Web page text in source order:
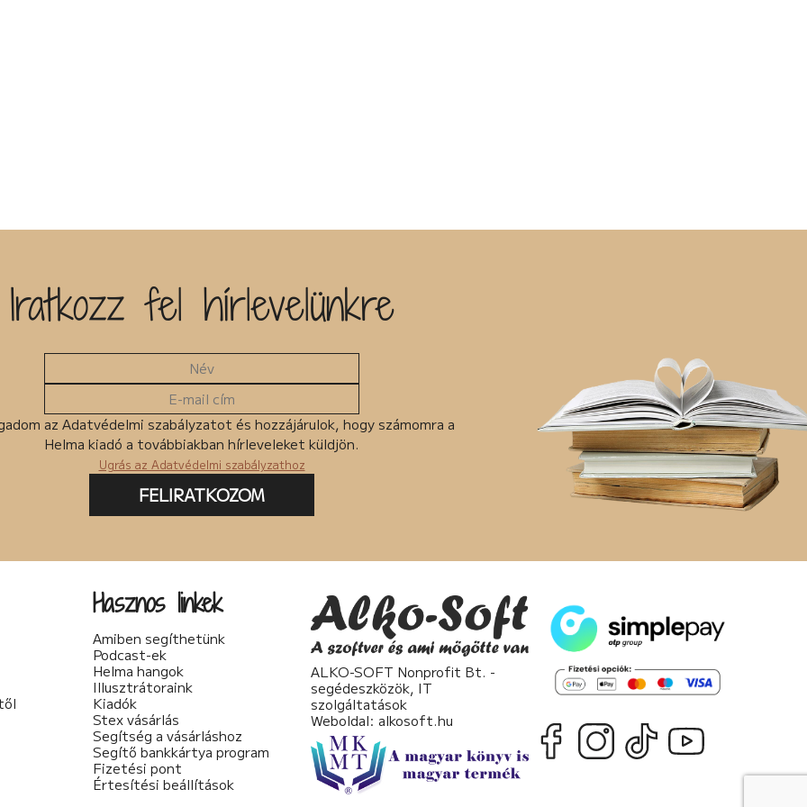
Iratkozz fel hírlevelünkre
az Adatvédelmi szabályzatot és hozzájárulok, hogy számomra a
Helma kiadó a továbbiakban hírleveleket küldjön.
Ugrás az Adatvédelmi szabályzathoz
FELIRATKOZOM
Hasznos linkek
Amiben segíthetünk
Podcast-ek
Helma hangok
Illusztrátoraink
Kiadók
Stex vásárlás
Segítség a vásárláshoz
Segítő bankkártya program
Fizetési pont
Értesítési beállítások
ALKO-SOFT Nonprofit Bt. -
segédeszközök, IT
szolgáltatások
Weboldal: alkosoft.hu